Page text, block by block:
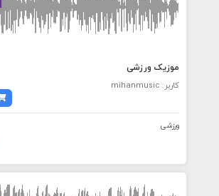
موزیک ورزشی
کاربر: mihanmusic
ورزشی